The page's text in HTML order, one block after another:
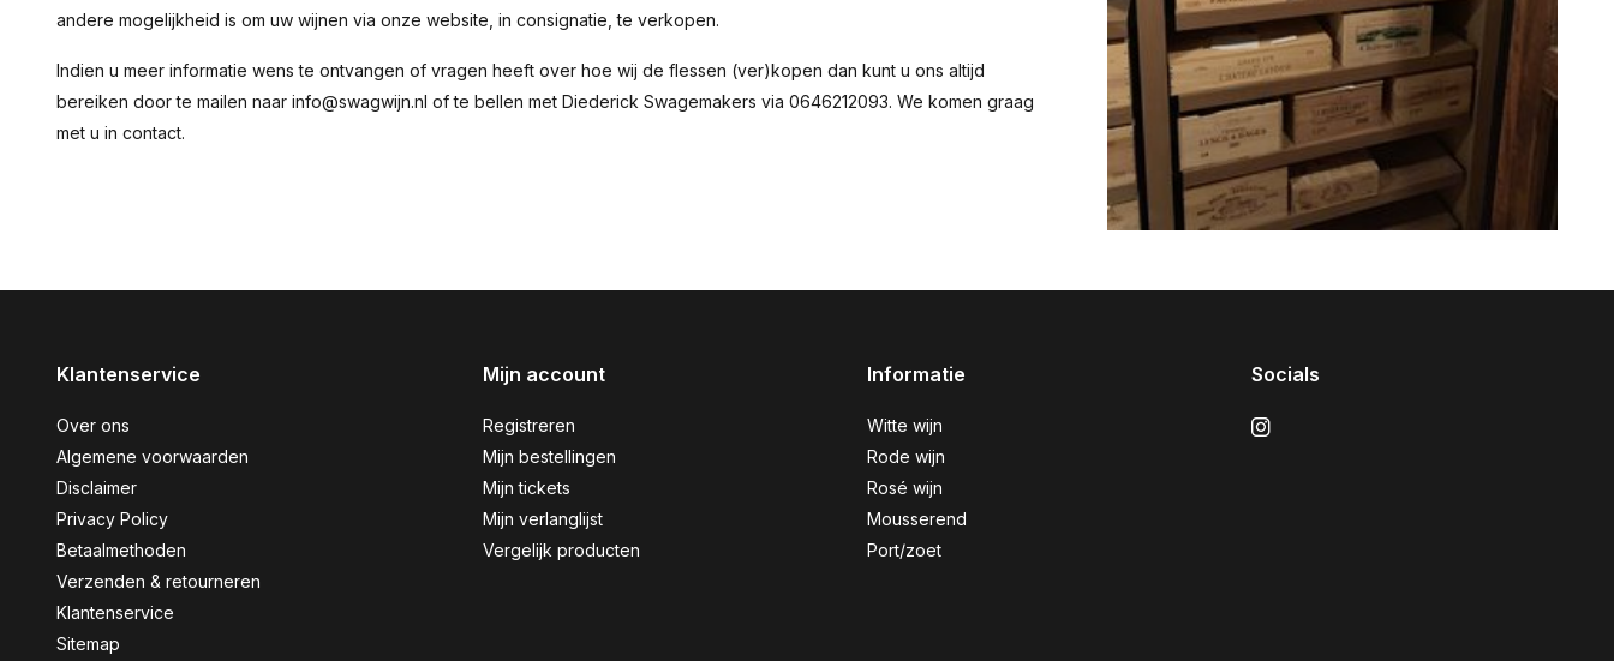
andere mogelijkheid is om uw wijnen via onze website, in consignatie, te verkopen.
Indien u meer informatie wens te ontvangen of vragen heeft over hoe wij de flessen (ver)kopen dan kunt u ons altijd
bereiken door te mailen naar info@swagwijn.nl of te bellen met Diederick Swagemakers via 0646212093. We komen graag
met u in contact.
Klantenservice
Over ons
Algemene voorwaarden
Disclaimer
Privacy Policy
Betaalmethoden
Verzenden & retourneren
Klantenservice
Sitemap
Mijn account
Registreren
Mijn bestellingen
Mijn tickets
Mijn verlanglijst
Vergelijk producten
Informatie
Witte wijn
Rode wijn
Rosé wijn
Mousserend
Port/zoet
Socials